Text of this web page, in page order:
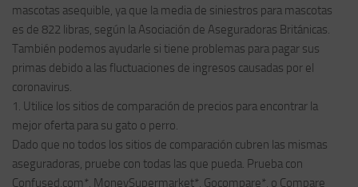
mascotas asequible, ya que la media de siniestros para mascotas
es de 822 libras, según la Asociación de Aseguradoras Británicas.
También podemos ayudarle si tiene problemas para pagar sus
primas debido a las fluctuaciones de ingresos causadas por el
coronavirus.
1. Utilice los sitios de comparación de precios para encontrar la
mejor oferta para su gato o perro.
Dado que no todos los sitios de comparación cubren las mismas
aseguradoras, pruebe con todas las que pueda. Prueba con
Confused.com*, MoneySupermarket*, Gocompare*, o Compare